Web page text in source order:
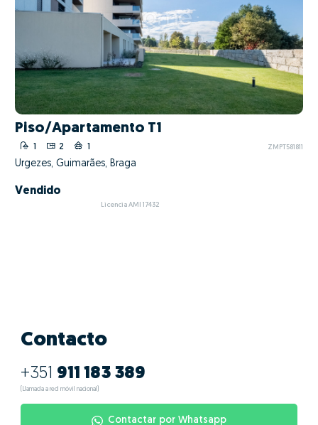
Piso/Apartamento T1
1 2 1 ZMPT581811
Urgezes, Guimarães, Braga
Vendido
Licencia AMI 17432
Contacto
+351 911 183 389
(Llamada a red móvil nacional)
Contactar por Whatsapp